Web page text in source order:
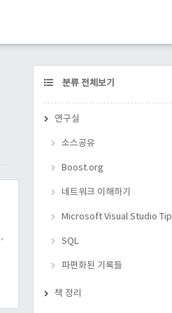
CATEGORY
분류 전체보기
연구실
소스공유
Boost.org
네트워크 이해하기
Microsoft Visual Studio Tip
SQL
파편화된 기록들
책 정리